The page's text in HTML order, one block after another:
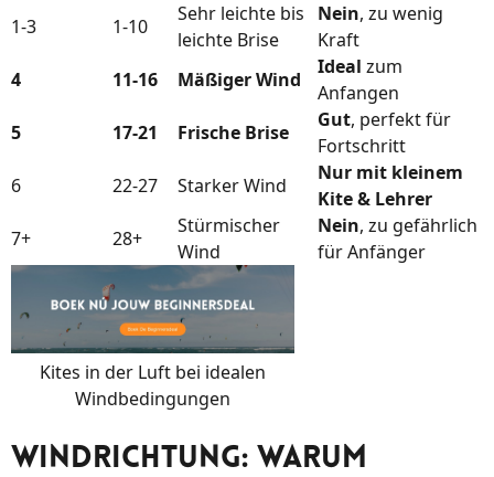
1-3
1-10
Sehr leichte bis
leichte Brise
Nein, zu wenig
Kraft
4
11-16 Mäßiger Wind
Ideal zum
Anfangen
5
17-21 Frische Brise
Gut, perfekt für
Fortschritt
6
22-27 Starker Wind
Nur mit kleinem
Kite & Lehrer
7+
28+
Stürmischer
Wind
Nein, zu gefährlich
für Anfänger
Kites in der Luft bei idealen
Windbedingungen
Windrichtung: Warum